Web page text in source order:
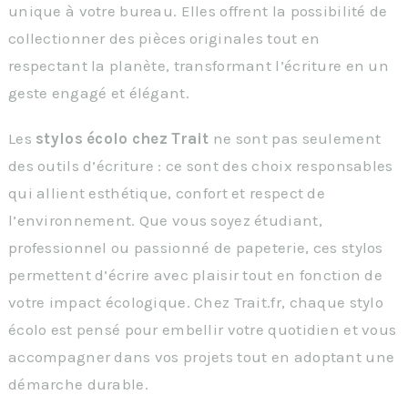
unique à votre bureau. Elles offrent la possibilité de
collectionner des pièces originales tout en
respectant la planète, transformant l’écriture en un
geste engagé et élégant.
Les stylos écolo chez Trait ne sont pas seulement
des outils d’écriture : ce sont des choix responsables
qui allient esthétique, confort et respect de
l’environnement. Que vous soyez étudiant,
professionnel ou passionné de papeterie, ces stylos
permettent d’écrire avec plaisir tout en fonction de
votre impact écologique. Chez Trait.fr, chaque stylo
écolo est pensé pour embellir votre quotidien et vous
accompagner dans vos projets tout en adoptant une
démarche durable.